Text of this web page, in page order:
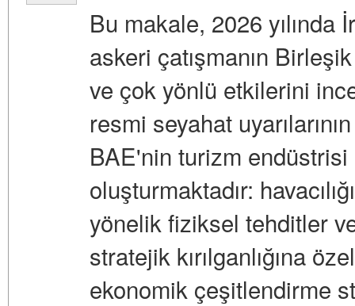
Bu makale, 2026
askeri çatışmanın
ve çok yönlü etkilerini
resmi seyahat
BAE'nin turizm endüstrisi
oluşturmaktadır:
yönelik fiziksel tehditler
stratejik kırılganlığına
ekonomik çeşitlendirme